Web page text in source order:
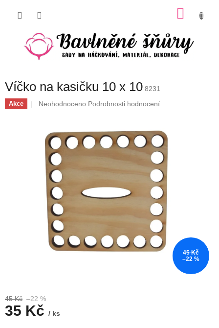
Víčko na kasičku 10 x 10 8231
Akce
Průměrné
0,0
hvězdiček.
Neohodnoceno Podrobnosti hodnocení
45 Kč
–22 %
45 Kč –22 %
35 Kč / ks